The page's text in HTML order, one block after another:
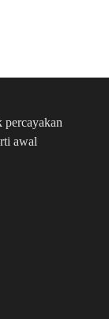
percayakan
awal